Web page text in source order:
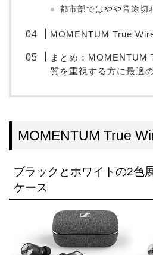
都市部ではやや音途切
MOMENTUM True
まとめ：MOMENTUM
質を重視する方に最適
MOMENTUM True
ブラックとホワイトの2色
ケース